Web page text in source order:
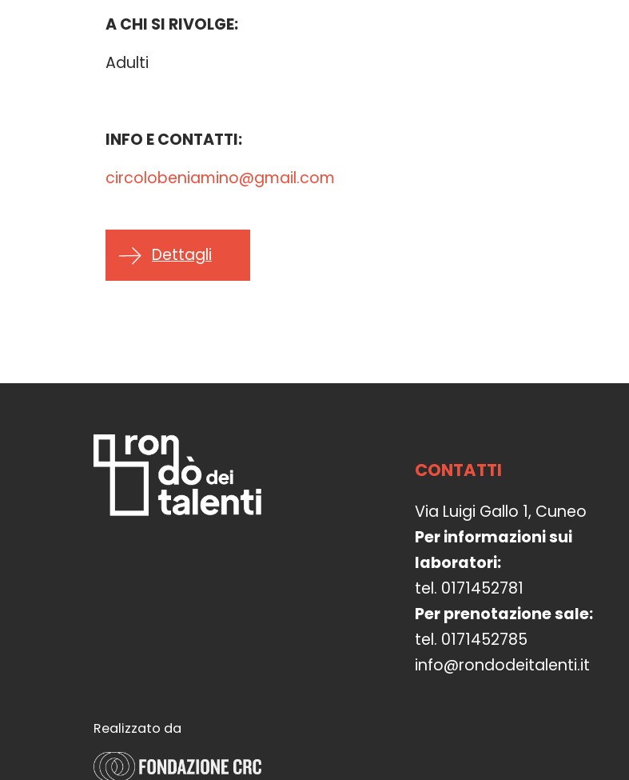
A CHI SI RIVOLGE:
Adulti
INFO E CONTATTI:
circolobeniamino@gmail.com
Dettagli
CONTATTI
Via Luigi Gallo 1, Cuneo
Per informazioni sui
laboratori:
tel. 0171452781
Per prenotazione sale:
tel. 0171452785
info@rondodeitalenti.it
Realizzato da